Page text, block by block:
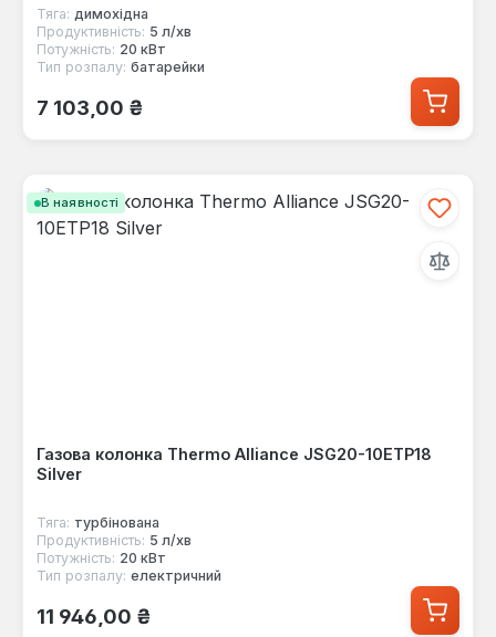
Тяга: димохідна
Продуктивність: 5 л/хв
Потужність: 20 кВт
Тип розпалу: батарейки
Звичайна ціна:
7 103,00 ₴
В наявності
Газова колонка Thermo Alliance JSG20-10ETP18
Silver
Тяга: турбінована
Продуктивність: 5 л/хв
Потужність: 20 кВт
Тип розпалу: електричний
Звичайна ціна:
11 946,00 ₴